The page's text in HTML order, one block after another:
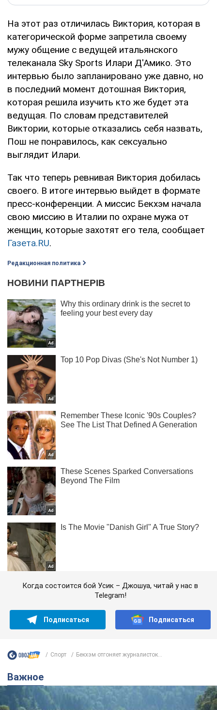
На этот раз отличилась Виктория, которая в
категорической форме запретила своему
мужу общение с ведущей итальянского
телеканала Sky Sports Илари Д'Амико. Это
интервью было запланировано уже давно, но
в последний момент дотошная Виктория,
которая решила изучить кто же будет эта
ведущая. По словам представителей
Виктории, которые отказались себя назвать,
Пош не понравилось, как сексуально
выглядит Илари.
Так что теперь ревнивая Виктория добилась
своего. В итоге интервью выйдет в формате
пресс-конференции. А миссис Бекхэм начала
свою миссию в Италии по охране мужа от
женщин, которые захотят его тела, сообщает
Газета.RU.
Редакционная политика
Когда состоится бой Усик – Джошуа, читай у нас в
Telegram!
Подписаться Подписаться
Спорт Бекхэм отгоняет журналисток...
Важное